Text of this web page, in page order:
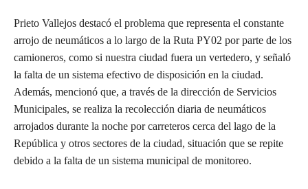
Prieto Vallejos destacó el problema que representa el constante
arrojo de neumáticos a lo largo de la Ruta PY02 por parte de los
camioneros, como si nuestra ciudad fuera un vertedero, y señaló
la falta de un sistema efectivo de disposición en la ciudad.
Además, mencionó que, a través de la dirección de Servicios
Municipales, se realiza la recolección diaria de neumáticos
arrojados durante la noche por carreteros cerca del lago de la
República y otros sectores de la ciudad, situación que se repite
debido a la falta de un sistema municipal de monitoreo.